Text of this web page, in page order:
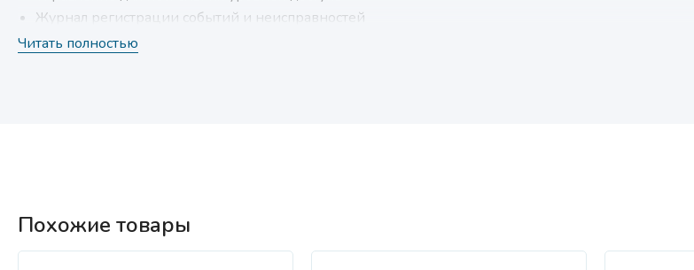
Журнал регистрации событий и неисправностей
Читать полностью
Похожие товары